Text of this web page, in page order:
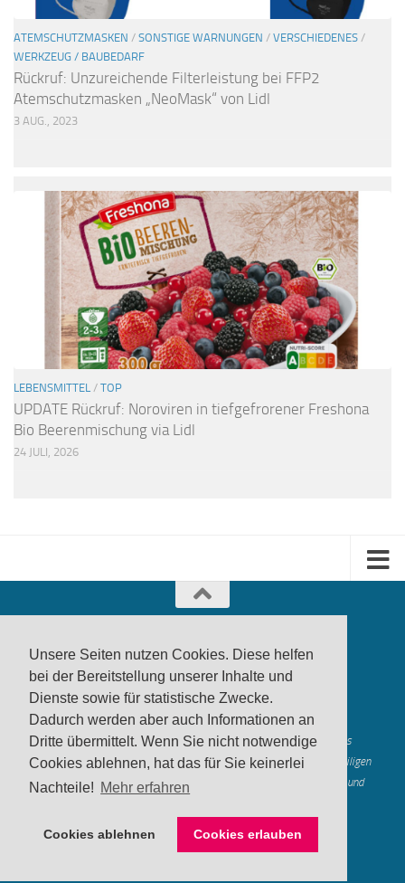
Unsere Seiten nutzen Cookies. Diese helfen
bei der Bereitstellung unserer Inhalte und
Dienste sowie für statistische Zwecke.
Dadurch werden aber auch Informationen an
Dritte übermittelt. Wenn Sie nicht notwendige
Cookies ablehnen, hat das für Sie keinerlei
Nachteile! Mehr erfahren
Cookies ablehnen Cookies erlauben
ATEMSCHUTZMASKEN / SONSTIGE WARNUNGEN / VERSCHIEDENES /
WERKZEUG / BAUBEDARF
Rückruf: Unzureichende Filterleistung bei FFP2
Atemschutzmasken „NeoMask“ von Lidl
3 AUG., 2023
LEBENSMITTEL / TOP
UPDATE Rückruf: Noroviren in tiefgefrorener Freshona
Bio Beerenmischung via Lidl
24 JULI, 2026
produktwarnung.eu - 2007-2026
Made in Gerstetten |Medienzentrum Gerstetten
Alle genannten Marken, Warenzeichen und Logos innerhalb dieses
Medienangebotes sind durch die Marken- und Urheberechte der jeweiligen
Rechteinhaber geschützt, und dienen lediglich der Berichterstattung und